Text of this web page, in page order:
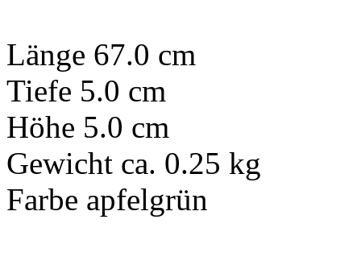
Länge 67.0 cm
Tiefe 5.0 cm
Höhe 5.0 cm
Gewicht ca. 0.25 kg
Farbe apfelgrün